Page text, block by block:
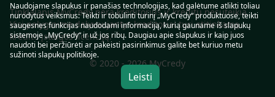
Tinklalapis MyCredy nėra kreditorius ir kreditų nesuteikia.
Visi palyginime dalyvaujantys kreditoriai turi atitinkamą
kredito įstaigos licenciją.
© 2020 - 2026 MyCredy
Naudojameslapukus ir panašias technologijas, kad galėtume atlikti toliau
nurodytus veiksmus: Teikti ir tobulinti turinį „MyCredy“ produktuose, teikti
saugesnes funkcijas naudodami informaciją, kurią gauname iš slapukų
sistemoje „MyCredy“ ir už jos ribų. Daugiau apie slapukus ir kaip juos
naudoti bei peržiūrėti ar pakeisti pasirinkimus galite bet kuriuo metu
sužinoti slapukų politikoje.
Leisti